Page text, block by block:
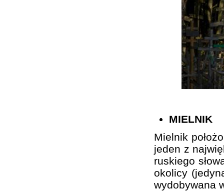
MIELNIK
Mielnik
jeden z
ruskiego
okolicy
wydobywana